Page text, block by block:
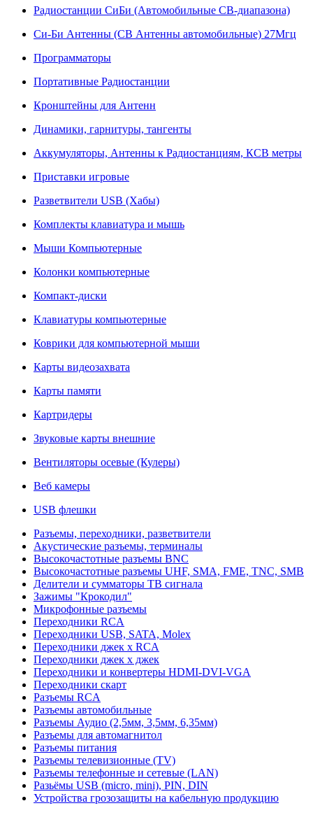
Радиостанции СиБи (Автомобильные СВ-диапазона)
Си-Би Антенны (СВ Антенны автомобильные) 27Мгц
Программаторы
Портативные Радиостанции
Кронштейны для Антенн
Динамики, гарнитуры, тангенты
Аккумуляторы, Антенны к Радиостанциям, КСВ метры
Приставки игровые
Разветвители USB (Хабы)
Комплекты клавиатура и мышь
Мыши Компьютерные
Колонки компьютерные
Компакт-диски
Клавиатуры компьютерные
Коврики для компьютерной мыши
Карты видеозахвата
Карты памяти
Картридеры
Звуковые карты внешние
Вентиляторы осевые (Кулеры)
Веб камеры
USB флешки
Разъемы, переходники, разветвители
Акустические разъемы, терминалы
Высокочастотные разъемы BNC
Высокочастотные разъемы UHF, SMA, FME, TNC, SMB
Делители и сумматоры ТВ сигнала
Зажимы "Крокодил"
Микрофонные разъемы
Переходники RCA
Переходники USB, SATA, Molex
Переходники джек х RCA
Переходники джек х джек
Переходники и конвертеры HDMI-DVI-VGA
Переходники скарт
Разъемы RCA
Разъемы автомобильные
Разъемы Аудио (2,5мм, 3,5мм, 6,35мм)
Разъемы для автомагнитол
Разъемы питания
Разъемы телевизионные (TV)
Разъемы телефонные и сетевые (LAN)
Разьёмы USB (micro, mini), PIN, DIN
Устройства грозозащиты на кабельную продукцию